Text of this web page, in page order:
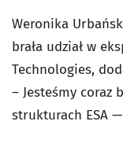
Weronika
brała udział w
Technologies,
– Jesteśmy coraz
strukturach ESA